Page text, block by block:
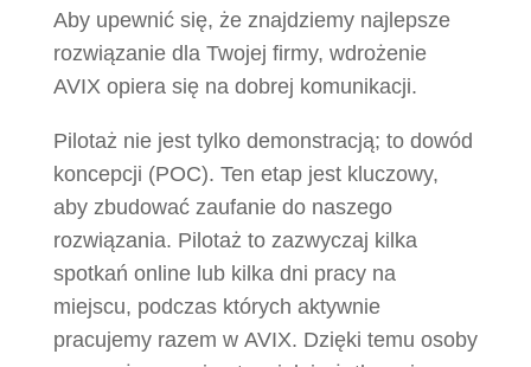
Aby upewnić się, że znajdziemy najlepsze
rozwiązanie dla Twojej firmy, wdrożenie
AVIX opiera się na dobrej komunikacji.
Pilotaż nie jest tylko demonstracją; to dowód
koncepcji (POC). Ten etap jest kluczowy,
aby zbudować zaufanie do naszego
rozwiązania. Pilotaż to zazwyczaj kilka
spotkań online lub kilka dni pracy na
miejscu, podczas których aktywnie
pracujemy razem w AVIX. Dzięki temu osoby